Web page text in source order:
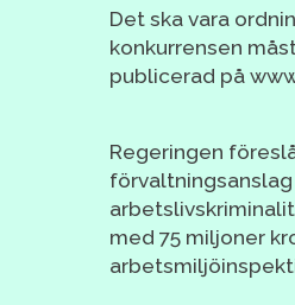
Det ska vara
konkurrensen
publicerad på
Regeringen
med 75 miljoner